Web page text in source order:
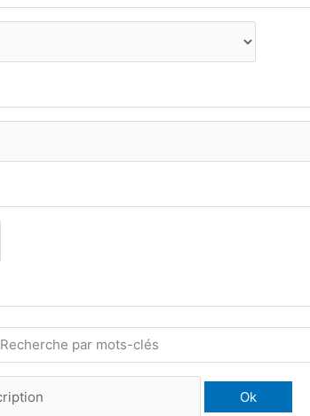
Recherche par mots-clés